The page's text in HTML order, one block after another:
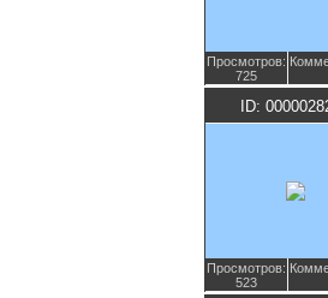
Просмотров:
725
ID:
Просмотров:
523